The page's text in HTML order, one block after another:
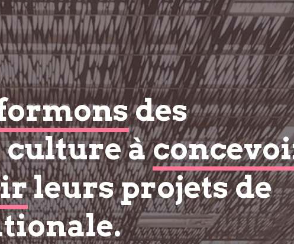
des
culture à
leurs projets de